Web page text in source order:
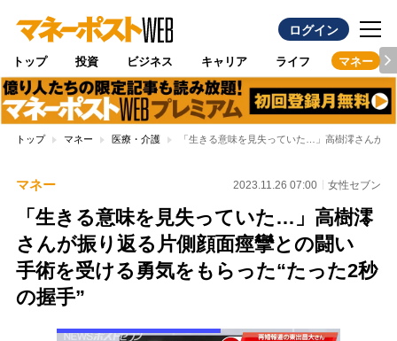
ログイン
トップ 投資 ビジネス キャリア ライフ マネー
トップ マネー 医療・介護 「生きる意味を見失っていた…」高樹澪さんが
マネー 2023.11.26 07:00 女性セブン
「生きる意味を見失っていた…」高樹澪
さんが振り返る片側顔面痙攣との闘い
手術を受ける勇気をもらった“たった2秒
の握手”